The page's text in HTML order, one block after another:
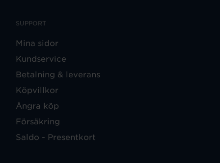
SUPPORT
Mina sidor
Kundservice
Betalning & leverans
Köpvillkor
Ångra köp
Försäkring
Saldo - Presentkort